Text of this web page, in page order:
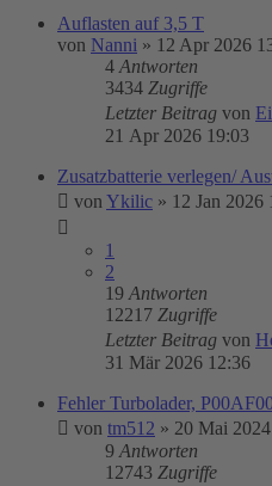
Auflasten auf 3,5 T
von Nanni » 12 Apr 2026
4 Antworten
3434 Zugriffe
Letzter Beitrag von
21 Apr 2026 19:03
Zusatzbatterie verlegen/
von Ykilic » 12 Jan 2026
1
2
19 Antworten
12217 Zugriffe
Letzter Beitrag von
31 Mär 2026 12:36
Fehler Turbolader,
von tm512 » 20 Mai
9 Antworten
12743 Zugriffe